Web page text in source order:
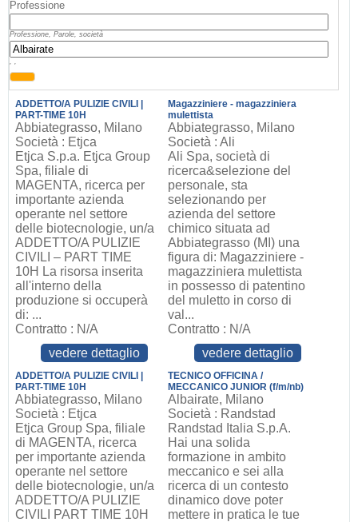
Professione
Professione, Parole, società
, ,
ADDETTO/A PULIZIE CIVILI |
PART-TIME 10H
Abbiategrasso, Milano
Società : Etjca
Etjca S.p.a. Etjca Group
Spa, filiale di
MAGENTA, ricerca per
importante azienda
operante nel settore
delle biotecnologie, un/a
ADDETTO/A PULIZIE
CIVILI – PART TIME
10H La risorsa inserita
all'interno della
produzione si occuperà
di: ...
Contratto : N/A
vedere dettaglio
Magazziniere - magazziniera
mulettista
Abbiategrasso, Milano
Società : Ali
Ali Spa, società di
ricerca&selezione del
personale, sta
selezionando per
azienda del settore
chimico situata ad
Abbiategrasso (MI) una
figura di: Magazziniere -
magazziniera mulettista
in possesso di patentino
del muletto in corso di
val...
Contratto : N/A
vedere dettaglio
ADDETTO/A PULIZIE CIVILI |
PART-TIME 10H
Abbiategrasso, Milano
Società : Etjca
Etjca Group Spa, filiale
di MAGENTA, ricerca
per importante azienda
operante nel settore
delle biotecnologie, un/a
ADDETTO/A PULIZIE
CIVILI PART TIME 10H
TECNICO OFFICINA /
MECCANICO JUNIOR (f/m/nb)
Albairate, Milano
Società : Randstad
Randstad Italia S.p.A.
Hai una solida
formazione in ambito
meccanico e sei alla
ricerca di un contesto
dinamico dove poter
mettere in pratica le tue